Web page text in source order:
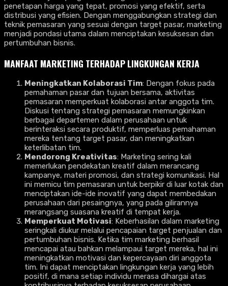
penetapan harga yang tepat, promosi yang efektif, serta
distribusi yang efisien. Dengan menggabungkan strategi dan
teknik pemasaran yang sesuai dengan target pasar, marketing
menjadi pondasi utama dalam menciptakan kesuksesan dan
pertumbuhan bisnis.
MANFAAT MARKETING TERHADAP LINGKUNGAN KERJA
Meningkatkan Kolaborasi Tim: Dengan fokus pada
pemahaman pasar dan tujuan bersama, aktivitas
pemasaran memperkuat kolaborasi antar anggota tim.
Diskusi tentang strategi pemasaran memungkinkan
berbagai departemen dalam perusahaan untuk
berinteraksi secara produktif, memperluas pemahaman
mereka tentang target pasar, dan meningkatkan
keterlibatan tim.
Mendorong Kreativitas: Marketing sering kali
memerlukan pendekatan kreatif dalam merancang
kampanye, materi promosi, dan strategi komunikasi. Hal
ini memicu tim pemasaran untuk berpikir di luar kotak dan
menciptakan ide-ide inovatif yang dapat membedakan
perusahaan dari pesaingnya, yang pada gilirannya
merangsang suasana kreatif di tempat kerja.
Memperkuat Motivasi: Keberhasilan dalam marketing
seringkali diukur melalui pencapaian target penjualan dan
pertumbuhan bisnis. Ketika tim marketing berhasil
mencapai atau bahkan melampaui target mereka, hal ini
meningkatkan motivasi dan kepercayaan diri anggota
tim. Ini dapat menciptakan lingkungan kerja yang lebih
positif, di mana setiap individu merasa dihargai atas